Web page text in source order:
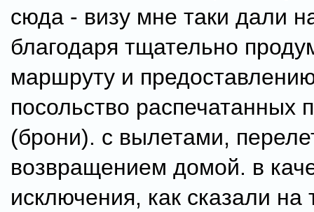
сюда - визу мне таки дали
благодаря тщательно
маршруту и
посольство распечатанных
(брони). с вылетами,
возвращением домой. в
исключения, как сказали на